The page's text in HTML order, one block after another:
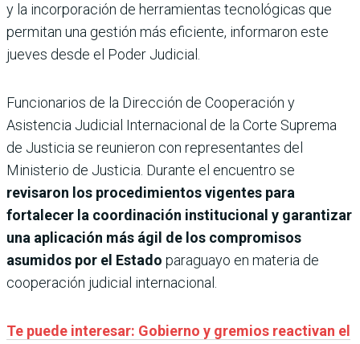
y la incorporación de herramientas tecnológicas que
permitan una gestión más eficiente, informaron este
jueves desde el Poder Judicial.
Funcionarios de la Dirección de Cooperación y
Asistencia Judicial Internacional de la Corte Suprema
de Justicia se reunieron con representantes del
Ministerio de Justicia. Durante el encuentro se
revisaron los procedimientos vigentes para
fortalecer la coordinación institucional y garantizar
una aplicación más ágil de los compromisos
asumidos por el Estado paraguayo en materia de
cooperación judicial internacional.
Te puede interesar: Gobierno y gremios reactivan el